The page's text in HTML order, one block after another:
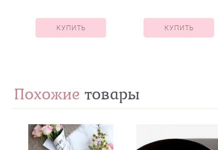
КУПИТЬ КУПИТЬ
Похожие товары